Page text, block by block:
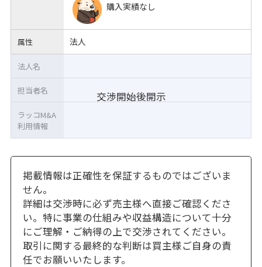
購入実績なし
属性 法人
交渉開始後開示
法人名
担当者名
ラッコM&A
利用情報
掲載情報は正確性を保証するものではございま
せん。
詳細は交渉時に必ず売主様へ直接ご確認くださ
い。特に事業の仕組みや収益構造について十分
にご理解・ご納得の上で交渉されてください。
取引に関する最終的な判断は買主様ご自身の責
任でお願いいたします。